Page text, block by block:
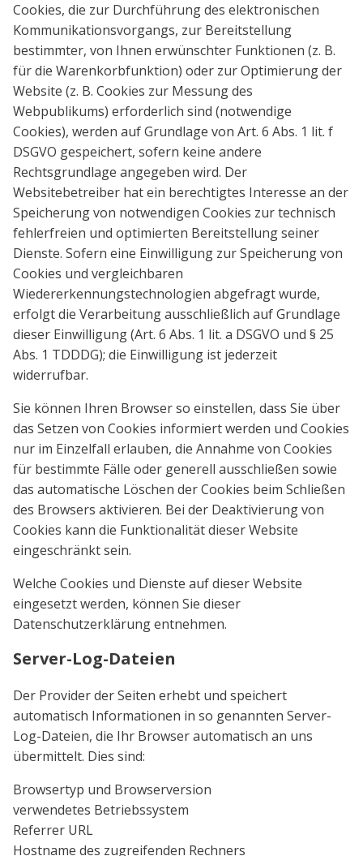
Cookies, die zur Durchführung des elektronischen
Kommunikationsvorgangs, zur Bereitstellung
bestimmter, von Ihnen erwünschter Funktionen (z. B.
für die Warenkorbfunktion) oder zur Optimierung der
Website (z. B. Cookies zur Messung des
Webpublikums) erforderlich sind (notwendige
Cookies), werden auf Grundlage von Art. 6 Abs. 1 lit. f
DSGVO gespeichert, sofern keine andere
Rechtsgrundlage angegeben wird. Der
Websitebetreiber hat ein berechtigtes Interesse an der
Speicherung von notwendigen Cookies zur technisch
fehlerfreien und optimierten Bereitstellung seiner
Dienste. Sofern eine Einwilligung zur Speicherung von
Cookies und vergleichbaren
Wiedererkennungstechnologien abgefragt wurde,
erfolgt die Verarbeitung ausschließlich auf Grundlage
dieser Einwilligung (Art. 6 Abs. 1 lit. a DSGVO und § 25
Abs. 1 TDDDG); die Einwilligung ist jederzeit
widerrufbar.
Sie können Ihren Browser so einstellen, dass Sie über
das Setzen von Cookies informiert werden und Cookies
nur im Einzelfall erlauben, die Annahme von Cookies
für bestimmte Fälle oder generell ausschließen sowie
das automatische Löschen der Cookies beim Schließen
des Browsers aktivieren. Bei der Deaktivierung von
Cookies kann die Funktionalität dieser Website
eingeschränkt sein.
Welche Cookies und Dienste auf dieser Website
eingesetzt werden, können Sie dieser
Datenschutzerklärung entnehmen.
Server-Log-Dateien
Der Provider der Seiten erhebt und speichert
automatisch Informationen in so genannten Server-
Log-Dateien, die Ihr Browser automatisch an uns
übermittelt. Dies sind:
Browsertyp und Browserversion
verwendetes Betriebssystem
Referrer URL
Hostname des zugreifenden Rechners